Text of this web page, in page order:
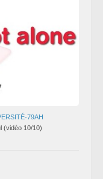
79AH
(vidéo 10/10)